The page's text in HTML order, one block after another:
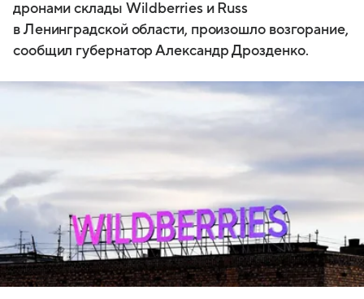
дронами склады Wildberries и Russ
в Ленинградской области, произошло возгорание,
сообщил губернатор Александр Дрозденко.